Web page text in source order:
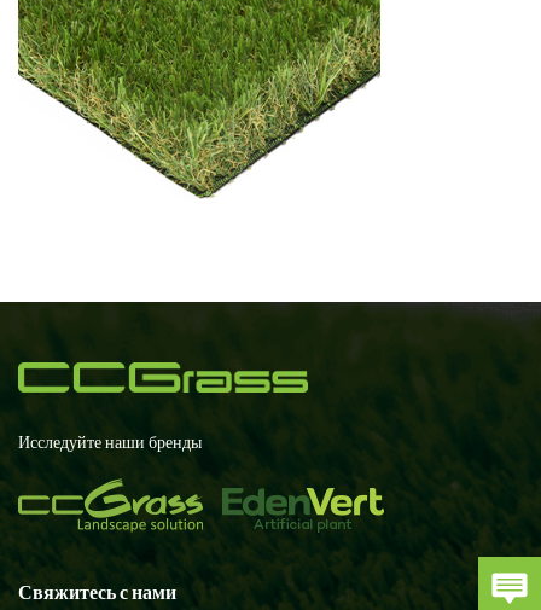
Исследуйте наши бренды
Свяжитесь с нами